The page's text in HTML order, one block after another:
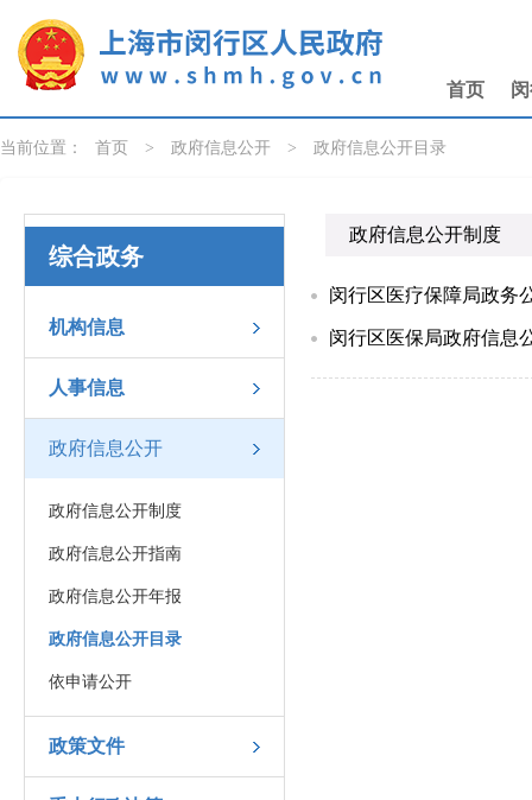
首页
当前位置： 首页 > 政府信息公开 > 政府信息公开目录
综合政务
机构信息
人事信息
政府信息公开
政府信息公开制度
政府信息公开指南
政府信息公开年报
政府信息公开目录
依申请公开
政策文件
政府信息公开制度
闵行区医疗保障局政务
闵行区医保局政府信息